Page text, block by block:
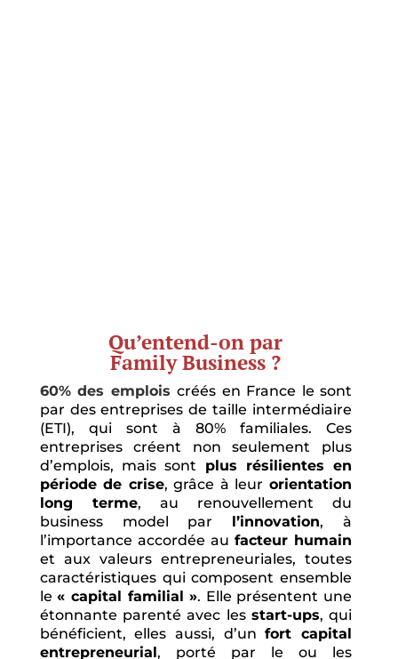
Qu’entend-on par
Family Business ?
60% des emploiscréés en France le sont
par des entreprises de taille intermédiaire
(ETI), qui sont à 80% familiales. Ces
entreprises créent non seulement plus
d’emplois, mais sont plus résilientes en
période de crise, grâce à leurorientation
long terme, au renouvellement du
business model par l’innovation, à
l’importance accordée au facteur humain
et aux valeurs entrepreneuriales, toutes
caractéristiques qui composent ensemble
le« capital familial ». Elle présentent une
étonnante parenté avec les start-ups, qui
bénéficient, elles aussi, d’unfort capital
entrepreneurial, porté par le ou les